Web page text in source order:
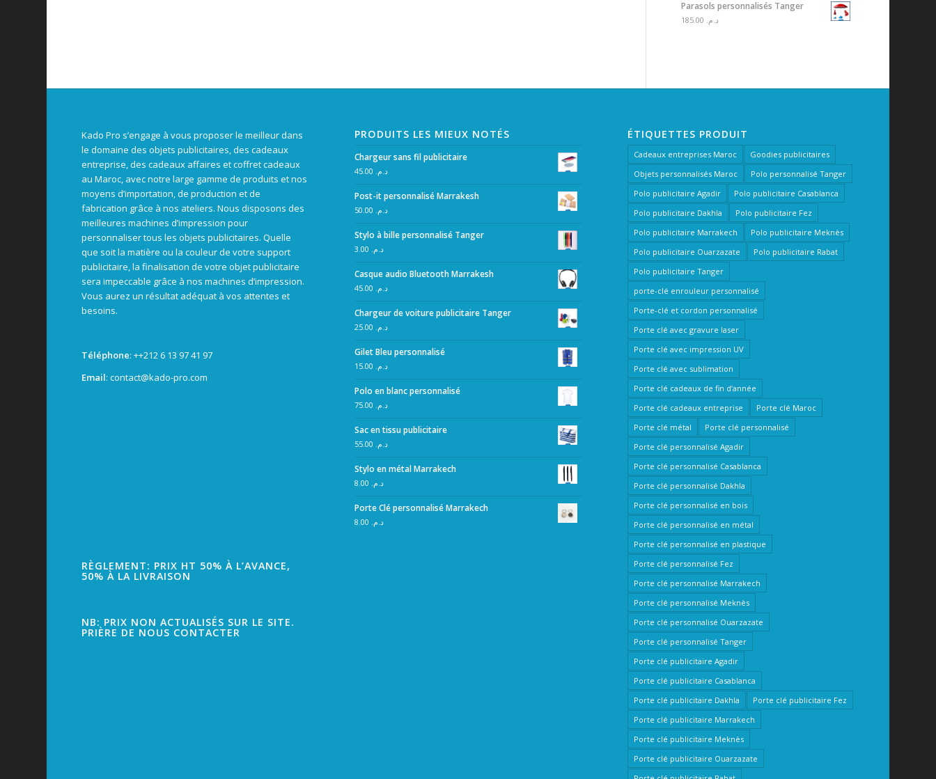
Parasols personnalisés Tanger
د.م.
Kado Pro s’engage à vous proposer le meilleur dans
le domaine des objets publicitaires, des cadeaux
entreprise, des cadeaux affaires et coffret cadeaux
au Maroc, avec notre large gamme de produits et nos
moyens d’importation, de production et de
fabrication grâce à nos ateliers. Nous disposons des
meilleures machines d’impression pour
personnaliser tous les objets publicitaires. Quelle
que soit la matière ou la couleur de votre support
publicitaire, la finalisation de votre objet publicitaire
sera impeccable grâce à nos machines d’impression.
Vous aurez un résultat adéquat à vos attentes et
besoins.
Téléphone: ++212 6 13 97 41 97
Email: contact@kado-pro.com
RÈGLEMENT: PRIX HT 50% À L’AVANCE,
50% À LA LIVRAISON
NB: PRIX NON ACTUALISÉS SUR LE SITE.
PRIÈRE DE NOUS CONTACTER
PRODUITS LES MIEUX NOTÉS
Chargeur sans fil publicitaire
د.م.
Post-it personnalisé Marrakesh
د.م.
Stylo à bille personnalisé Tanger
د.م.
Casque audio Bluetooth Marrakesh
د.م.
Chargeur de voiture publicitaire Tanger
د.م.
Gilet Bleu personnalisé
د.م.
Polo en blanc personnalisé
د.م.
Sac en tissu publicitaire
د.م.
Stylo en métal Marrakech
د.م.
Porte Clé personnalisé Marrakech
د.م.
ÉTIQUETTES PRODUIT
Cadeaux entreprises Maroc
Goodies publicitaires
Objets personnalisés Maroc
Polo personnalisé Tanger
Polo publicitaire Agadir
Polo publicitaire Casablanca
Polo publicitaire Dakhla
Polo publicitaire Fez
Polo publicitaire Marrakech
Polo publicitaire Meknès
Polo publicitaire Ouarzazate
Polo publicitaire Rabat
Polo publicitaire Tanger
porte-clé enrouleur personnalisé
Porte-clé et cordon personnalisé
Porte clé avec gravure laser
Porte clé avec impression UV
Porte clé avec sublimation
Porte clé cadeaux de fin d’année
Porte clé cadeaux entreprise
Porte clé Maroc
Porte clé métal
Porte clé personnalisé
Porte clé personnalisé Agadir
Porte clé personnalisé Casablanca
Porte clé personnalisé Dakhla
Porte clé personnalisé en bois
Porte clé personnalisé en métal
Porte clé personnalisé en plastique
Porte clé personnalisé Fez
Porte clé personnalisé Marrakech
Porte clé personnalisé Meknès
Porte clé personnalisé Ouarzazate
Porte clé personnalisé Tanger
Porte clé publicitaire Agadir
Porte clé publicitaire Casablanca
Porte clé publicitaire Dakhla
Porte clé publicitaire Fez
Porte clé publicitaire Marrakech
Porte clé publicitaire Meknès
Porte clé publicitaire Ouarzazate